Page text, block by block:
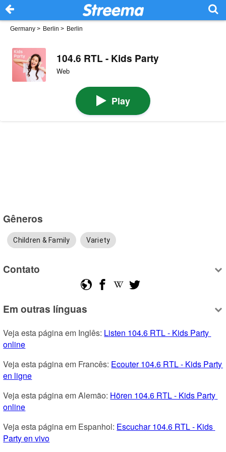
Germany > Berlin > Berlin
104.6 RTL - Kids Party
Web
Play
Gêneros
Children & Family Variety
Contato
Em outras línguas
Veja esta página em Inglês: Listen 104.6 RTL - Kids Party
online
Veja esta página em Francês: Ecouter 104.6 RTL - Kids Party
en ligne
Veja esta página em Alemão: Hören 104.6 RTL - Kids Party
online
Veja esta página em Espanhol: Escuchar 104.6 RTL - Kids
Party en vivo